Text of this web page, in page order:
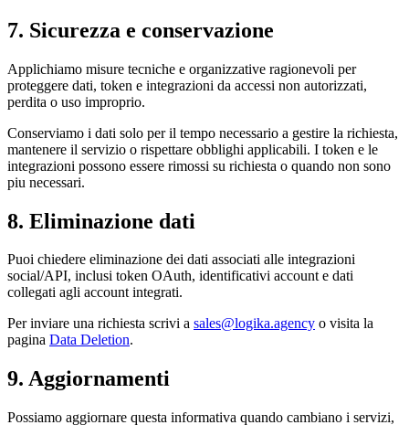
7. Sicurezza e conservazione
Applichiamo misure tecniche e organizzative ragionevoli per
proteggere dati, token e integrazioni da accessi non autorizzati,
perdita o uso improprio.
Conserviamo i dati solo per il tempo necessario a gestire la richiesta,
mantenere il servizio o rispettare obblighi applicabili. I token e le
integrazioni possono essere rimossi su richiesta o quando non sono
piu necessari.
8. Eliminazione dati
Puoi chiedere eliminazione dei dati associati alle integrazioni
social/API, inclusi token OAuth, identificativi account e dati
collegati agli account integrati.
Per inviare una richiesta scrivi a sales@logika.agency o visita la
pagina Data Deletion.
9. Aggiornamenti
Possiamo aggiornare questa informativa quando cambiano i servizi,